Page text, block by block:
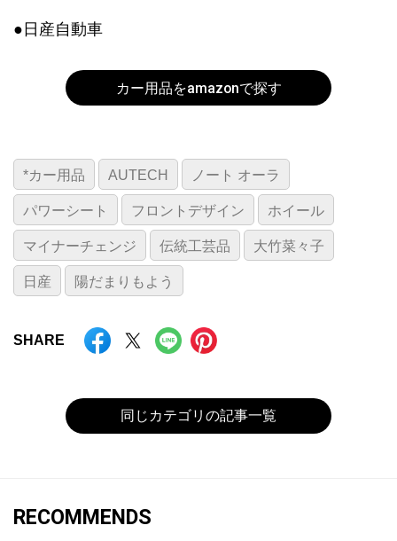
●日産自動車
カー用品をamazonで探す
*カー用品 AUTECH ノート オーラ
パワーシート フロントデザイン ホイール
マイナーチェンジ 伝統工芸品 大竹菜々子
日産 陽だまりもよう
SHARE
同じカテゴリの記事一覧
RECOMMENDS